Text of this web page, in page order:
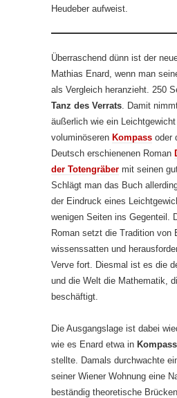
Heudeber aufweist.
Überraschend dünn ist der
Mathias Enard, wenn man
als Vergleich heranzieht. 250
Tanz des Verrats . Damit
äußerlich wie ein
voluminöseren Kompass oder
Deutsch erschienenen Roman
der Totengräber mit seinen
Schlägt man das Buch
der Eindruck eines
wenigen Seiten ins Gegenteil.
Roman setzt die Tradition von
wissenssatten und
Verve fort. Diesmal ist es die
und die Welt die Mathematik,
beschäftigt.
Die Ausgangslage ist dabei
wie es Enard etwa in Kompass
stellte. Damals durchwachte
seiner Wiener Wohnung eine
beständig theoretische